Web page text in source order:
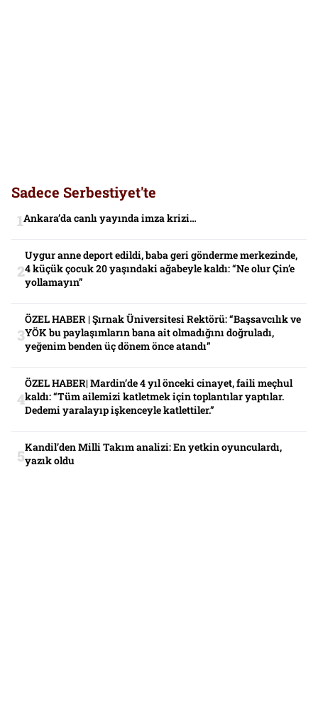
Sadece Serbestiyet'te
Ankara’da canlı yayında imza krizi…
Uygur anne deport edildi, baba geri gönderme merkezinde,
4 küçük çocuk 20 yaşındaki ağabeyle kaldı: “Ne olur Çin’e
yollamayın”
ÖZEL HABER | Şırnak Üniversitesi Rektörü: “Başsavcılık ve
YÖK bu paylaşımların bana ait olmadığını doğruladı,
yeğenim benden üç dönem önce atandı”
ÖZEL HABER| Mardin’de 4 yıl önceki cinayet, faili meçhul
kaldı: “Tüm ailemizi katletmek için toplantılar yaptılar.
Dedemi yaralayıp işkenceyle katlettiler.”
Kandil’den Milli Takım analizi: En yetkin oyunculardı,
yazık oldu